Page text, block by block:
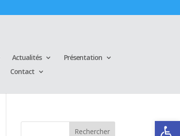
Ouvrir
Actualités
Présentation
Contact